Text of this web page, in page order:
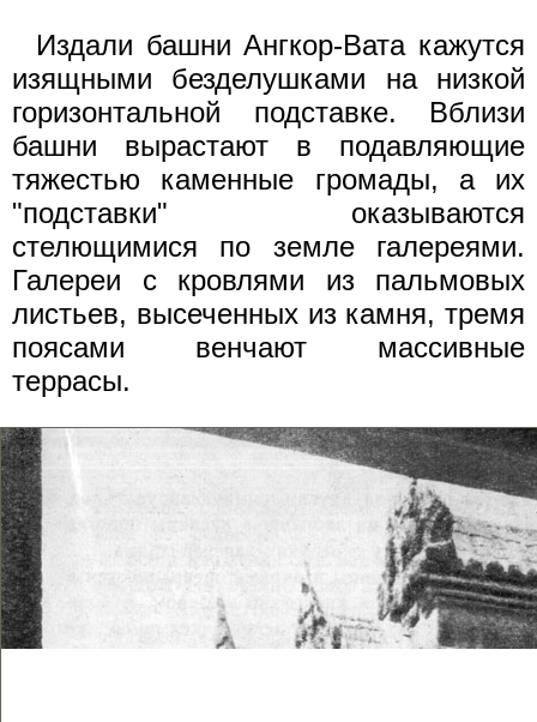
Издали башни Ангкор-Вата кажутся
изящными безделушками на низкой
горизонтальной подставке. Вблизи
башни вырастают в подавляющие
тяжестью каменные громады, а их
"подставки" оказываются
стелющимися по земле галереями.
Галереи с кровлями из пальмовых
листьев, высеченных из камня, тремя
поясами венчают массивные
террасы.